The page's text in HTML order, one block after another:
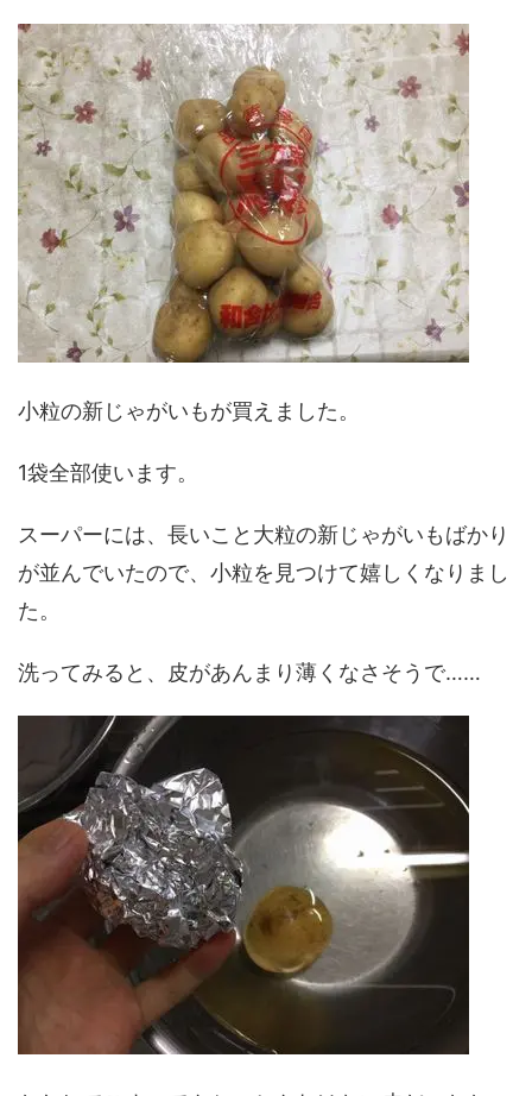
小粒の新じゃがいもが買えました。
1袋全部使います。
スーパーには、長いこと大粒の新じゃがいもばかり
が並んでいたので、小粒を見つけて嬉しくなりまし
た。
洗ってみると、皮があんまり薄くなさそうで……